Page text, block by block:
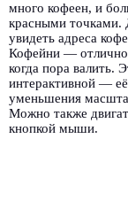
много кофеен, и
красными точками.
увидеть адреса
Кофейни —
когда пора валить.
интерактивной —
уменьшения
Можно также
кнопкой мыши.